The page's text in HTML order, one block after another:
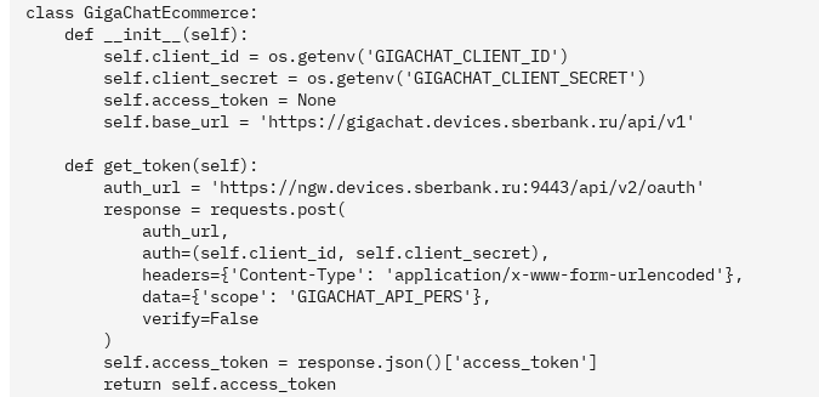
class GigaChatEcommerce:
    def __init__(self):
        self.client_id = os.getenv('GIGACHAT_CLIENT_ID')
        self.client_secret = os.getenv('GIGACHAT_CLIENT_SECRET')
        self.access_token = None
        self.base_url = 'https://gigachat.devices.sberbank.ru/api/v1'
    def get_token(self):
        auth_url = 'https://ngw.devices.sberbank.ru:9443/api/v2/oauth'
        response = requests.post(
            auth_url,
            auth=(self.client_id, self.client_secret),
            headers={'Content-Type': 'application/x-www-form-urlencoded'},
            data={'scope': 'GIGACHAT_API_PERS'},
            verify=False
        )
        self.access_token = response.json()['access_token']
        return self.access_token